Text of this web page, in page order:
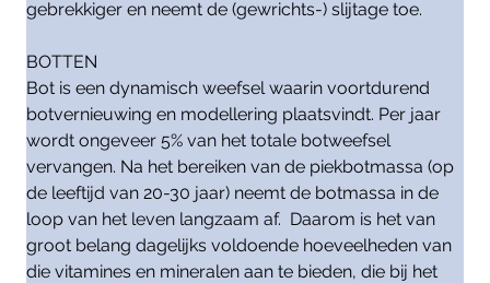
gebrekkiger en neemt de (gewrichts-) slijtage toe.
BOTTEN
Bot is een dynamisch weefsel waarin voortdurend
botvernieuwing en modellering plaatsvindt. Per jaar
wordt ongeveer 5% van het totale botweefsel
vervangen. Na het bereiken van de piekbotmassa (op
de leeftijd van 20-30 jaar) neemt de botmassa in de
loop van het leven langzaam af. Daarom is het van
groot belang dagelijks voldoende hoeveelheden van
die vitamines en mineralen aan te bieden, die bij het